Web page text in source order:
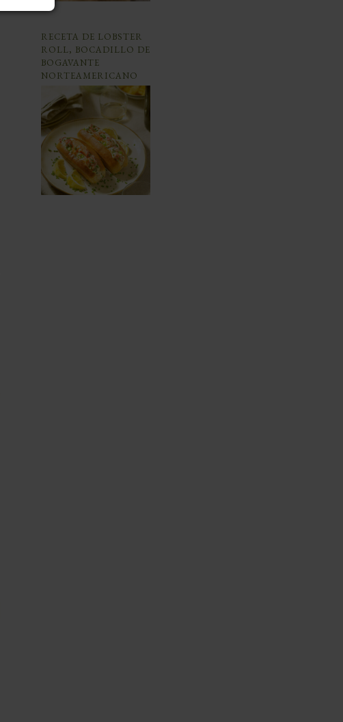
RECETA DE LOBSTER
ROLL, BOCADILLO DE
BOGAVANTE
NORTEAMERICANO